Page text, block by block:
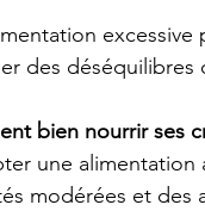
des déséquilibres
bien nourrir ses
une
modérées et des